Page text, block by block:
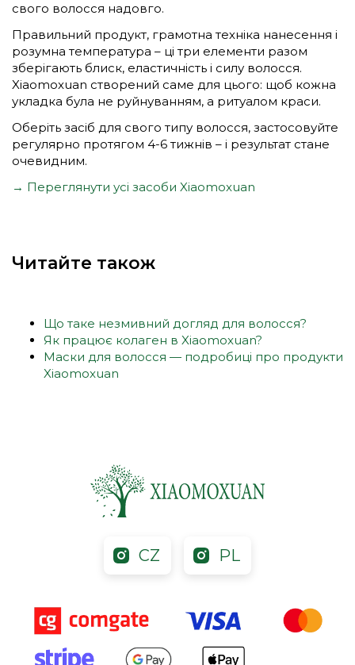
свого волосся надовго.
Правильний продукт, грамотна техніка нанесення і
розумна температура – ці три елементи разом
зберігають блиск, еластичність і силу волосся.
Xiaomoxuan створений саме для цього: щоб кожна
укладка була не руйнуванням, а ритуалом краси.
Оберіть засіб для свого типу волосся, застосовуйте
регулярно протягом 4-6 тижнів – і результат стане
очевидним.
→ Переглянути усі засоби Xiaomoxuan
Читайте також
Що таке незмивний догляд для волосся?
Як працює колаген в Xiaomoxuan?
Маски для волосся — подробиці про продукти
Xiaomoxuan
CZ PL